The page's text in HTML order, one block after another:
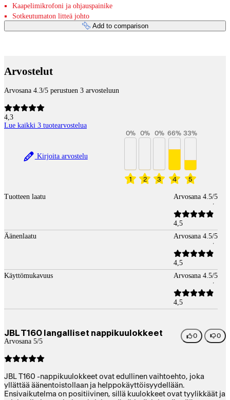
Kaapelimikrofoni ja ohjauspainike
Sotkeutumaton litteä johto
Add to comparison
Arvostelut
Arvosana 4.3/5 perustuen 3 arvosteluun
4,3
Lue kaikki 3 tuotearvostelua
Kirjoita arvostelu
1
0%
2
0%
3
0%
4
66%
5
33%
Tuotteen laatu Arvosana 4.5/5
4,5
Äänenlaatu
Arvosana 4.5/5
4,5
Käyttömukavuus
Arvosana 4.5/5
4,5
JBL T160 langalliset nappikuulokkeet
Arvosana 5/5
0 0
JBL T160 -nappikuulokkeet ovat edullinen vaihtoehto, joka
yllättää äänentoistollaan ja helppokäyttöisyydellään.
Ensivaikutelma on positiivinen, sillä kuulokkeet ovat tyylikkäät ja